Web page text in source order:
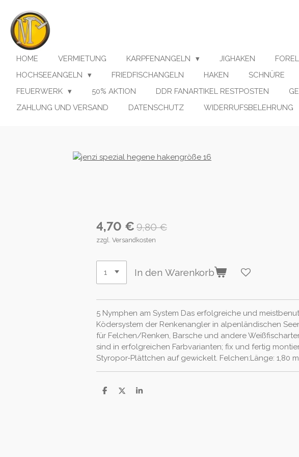
Hauptinhalt
springen
HOME VERMIETUNG KARPFENANGELN JIGHAKEN
HOCHSEEANGELN
FRIEDFISCHANGELN HAKEN SCHNÜRE
FEUERWERK
50% AKTION DDR FANARTIKEL RESTPOSTEN
ZAHLUNG UND VERSAND
DATENSCHUTZ WIDERRUFSBELEHRUNG
4,70 € 9,80 €
zzgl. Versandkosten
In den Warenkorb
5 Nymphen am System Das erfolgreiche und
Ködersystem der Renkenangler in alpenländischen
für Felchen/Renken, Barsche und andere
sind in erfolgreichen Farbvarianten; fix und fertig
Styropor-Plättchen auf gewickelt. Felchen:Länge: 1,80
T
T
T